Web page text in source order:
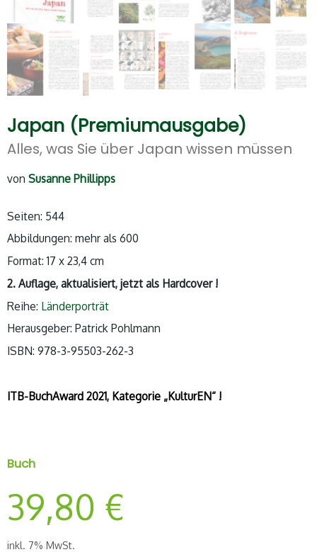
Japan (Premiumausgabe)
Alles, was Sie über Japan wissen müssen
von Susanne Phillipps
Seiten: 544
Abbildungen: mehr als 600
Format: 17 x 23,4 cm
2. Auflage, aktualisiert, jetzt als Hardcover !
Reihe: Länderporträt
Herausgeber: Patrick Pohlmann
ISBN: 978-3-95503-262-3
ITB-BuchAward 2021, Kategorie „KulturEN“ !
Buch
39,80 €
inkl. 7% MwSt.